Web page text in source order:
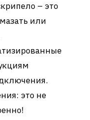
– это
или
это не